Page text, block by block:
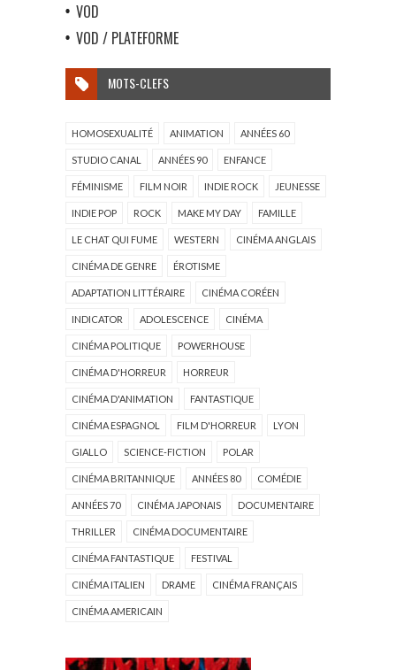
VOD
VOD / PLATEFORME
MOTS-CLEFS
HOMOSEXUALITÉ ANIMATION ANNÉES 60
STUDIO CANAL ANNÉES 90 ENFANCE
FÉMINISME FILM NOIR INDIE ROCK JEUNESSE
INDIE POP ROCK MAKE MY DAY FAMILLE
LE CHAT QUI FUME WESTERN CINÉMA ANGLAIS
CINÉMA DE GENRE ÉROTISME
ADAPTATION LITTÉRAIRE CINÉMA CORÉEN
INDICATOR ADOLESCENCE CINÉMA
CINÉMA POLITIQUE POWERHOUSE
CINÉMA D'HORREUR HORREUR
CINÉMA D'ANIMATION FANTASTIQUE
CINÉMA ESPAGNOL FILM D'HORREUR LYON
GIALLO SCIENCE-FICTION POLAR
CINÉMA BRITANNIQUE ANNÉES 80 COMÉDIE
ANNÉES 70 CINÉMA JAPONAIS DOCUMENTAIRE
THRILLER CINÉMA DOCUMENTAIRE
CINÉMA FANTASTIQUE FESTIVAL
CINÉMA ITALIEN DRAME CINÉMA FRANÇAIS
CINÉMA AMERICAIN